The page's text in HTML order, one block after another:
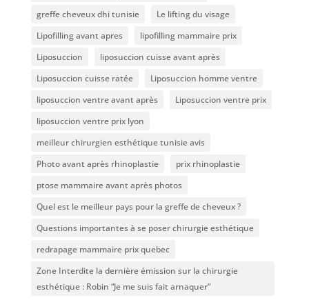
greffe cheveux dhi tunisie
Le lifting du visage
Lipofilling avant apres
lipofilling mammaire prix
Liposuccion
liposuccion cuisse avant après
Liposuccion cuisse ratée
Liposuccion homme ventre
liposuccion ventre avant après
Liposuccion ventre prix
liposuccion ventre prix lyon
meilleur chirurgien esthétique tunisie avis
Photo avant après rhinoplastie
prix rhinoplastie
ptose mammaire avant après photos
Quel est le meilleur pays pour la greffe de cheveux ?
Questions importantes à se poser chirurgie esthétique
redrapage mammaire prix quebec
Zone Interdite la dernière émission sur la chirurgie
esthétique : Robin “Je me suis fait arnaquer”